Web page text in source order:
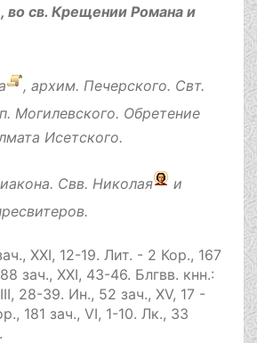
, во св. Крещении Романа и
, архим. Печерского. Свт.
Могилевского. Обретение
Исетского.
Свв. Николая
и
XXI, 12-19. Лит. - 2 Кор., 167
зач., XXI, 43-46. Блгвв. кнн.:
28-39. Ин., 52 зач., XV, 17 -
181 зач., VI, 1-10. Лк., 33
.